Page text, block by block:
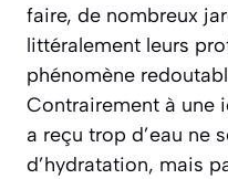
faire, de nombreux
littéralement leurs
phénomène
Contrairement à une
a reçu trop d’eau ne
d’hydratation, mais